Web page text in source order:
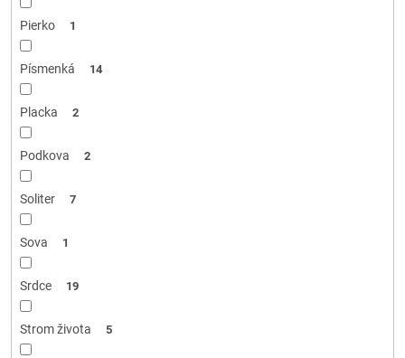
Pierko 1
Písmenká 14
Placka 2
Podkova 2
Soliter 7
Sova 1
Srdce 19
Strom života 5